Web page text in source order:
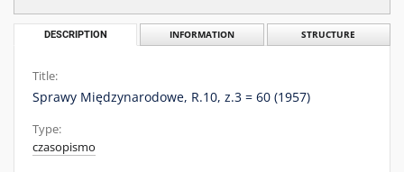
DESCRIPTION INFORMATION STRUCTURE
Title:
Sprawy Międzynarodowe, R.10, z.3 = 60 (1957)
Type:
czasopismo